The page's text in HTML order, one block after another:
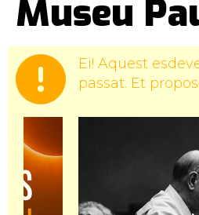
Museu
Ei! Aquest
passat. Et